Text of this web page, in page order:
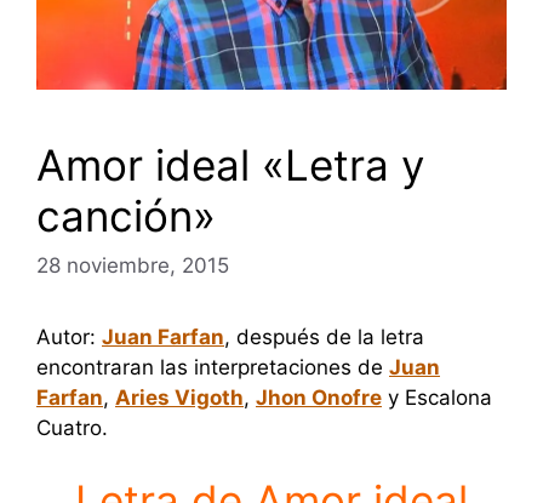
Amor ideal «Letra y
canción»
28 noviembre, 2015
Autor: Juan Farfan, después de la letra
encontraran las interpretaciones de Juan
Farfan, Aries Vigoth, Jhon Onofre y Escalona
Cuatro.